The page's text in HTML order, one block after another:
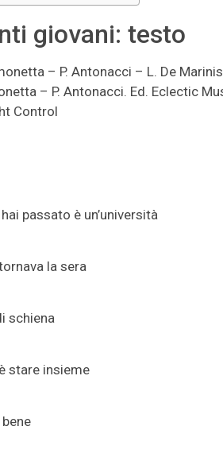
giovani: testo
– P. Antonacci – L. De
– P. Antonacci. Ed. Eclectic
Control
passato è un’università
la sera
schiena
stare insieme